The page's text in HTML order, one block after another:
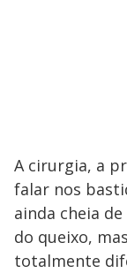
A cirurgia, a
falar nos
ainda cheia
do queixo,
totalmente